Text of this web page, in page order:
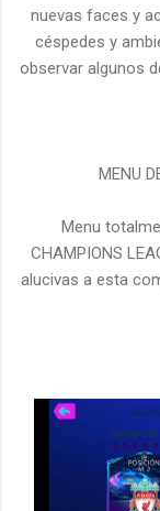
nuevas faces y
céspedes y
observar algunos
MENU
Menu
CHAMPIONS
alucivas a esta